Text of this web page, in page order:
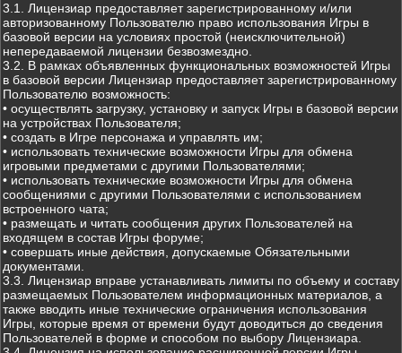
3.1. Лицензиар предоставляет зарегистрированному и/или
авторизованному Пользователю право использования Игры в
базовой версии на условиях простой (неисключительной)
непередаваемой лицензии безвозмездно.
3.2. В рамках объявленных функциональных возможностей Игры
в базовой версии Лицензиар предоставляет зарегистрированному
Пользователю возможность:
• осуществлять загрузку, установку и запуск Игры в базовой версии
на устройствах Пользователя;
• создать в Игре персонажа и управлять им;
• использовать технические возможности Игры для обмена
игровыми предметами с другими Пользователями;
• использовать технические возможности Игры для обмена
сообщениями с другими Пользователями с использованием
встроенного чата;
• размещать и читать сообщения других Пользователей на
входящем в состав Игры форуме;
• совершать иные действия, допускаемые Обязательными
документами.
3.3. Лицензиар вправе устанавливать лимиты по объему и составу
размещаемых Пользователем информационных материалов, а
также вводить иные технические ограничения использования
Игры, которые время от времени будут доводиться до сведения
Пользователей в форме и способом по выбору Лицензиара.